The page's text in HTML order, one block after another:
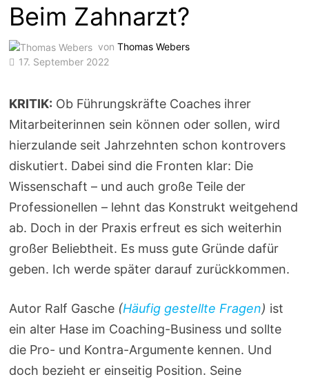
Beim Zahnarzt?
vonThomas Webers
17. September 2022
KRITIK: Ob Führungskräfte Coaches ihrer
Mitarbeiterinnen sein können oder sollen, wird
hierzulande seit Jahrzehnten schon kontrovers
diskutiert. Dabei sind die Fronten klar: Die
Wissenschaft – und auch große Teile der
Professionellen – lehnt das Konstrukt weitgehend
ab. Doch in der Praxis erfreut es sich weiterhin
großer Beliebtheit. Es muss gute Gründe dafür
geben. Ich werde später darauf zurückkommen.
Autor Ralf Gasche (Häufig gestellte Fragen) ist
ein alter Hase im Coaching-Business und sollte
die Pro- und Kontra-Argumente kennen. Und
doch bezieht er einseitig Position. Seine